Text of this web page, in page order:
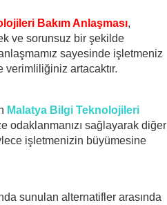
Bakım Anlaşması,
ve sorunsuz bir şekilde
sayesinde işletmeniz
artacaktır.
Malatya Bilgi Teknolojileri
odaklanmanızı sağlayarak diğer
işletmenizin büyümesine
sunulan alternatifler arasında